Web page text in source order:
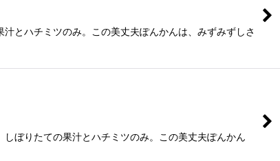
とハチミツのみ。この美丈夫ぽんかんは、みずみずしさ
ぼりたての果汁とハチミツのみ。この美丈夫ぽんかん